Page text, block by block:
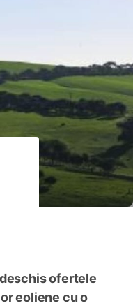
ofertele
eoliene cu o